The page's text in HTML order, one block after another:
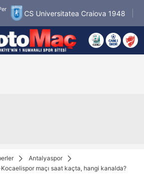
CS Universitatea Craiova 1948 FC
Antalyaspor
maçı saat kaçta, hangi kanalda?